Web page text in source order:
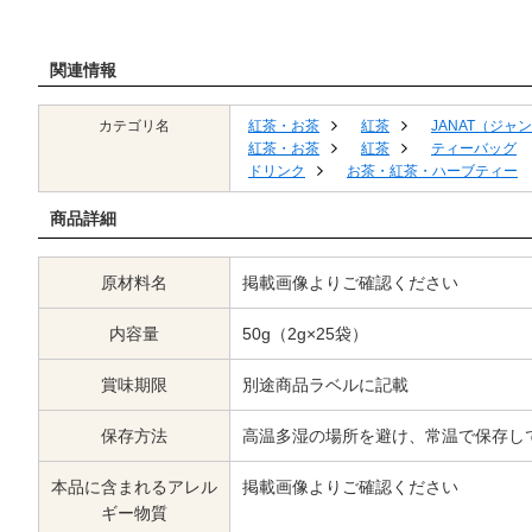
関連情報
カテゴリ名 紅茶・お茶 紅茶
JANAT（ジャン
紅茶・お茶
紅茶
ティーバッグ
ドリンク
お茶・紅茶・ハーブティー
商品詳細
原材料名 掲載画像よりご確認ください
内容量 50g（2g×25袋）
賞味期限 別途商品ラベルに記載
保存方法 高温多湿の場所を避け、常温で保存し
本品に含まれるアレル
ギー物質
掲載画像よりご確認ください